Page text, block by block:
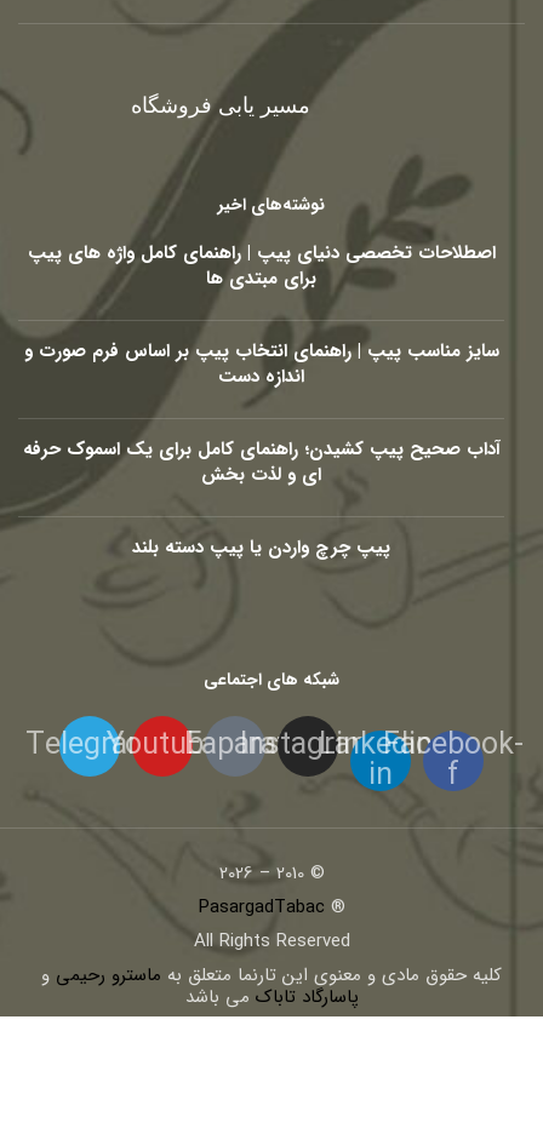
مسیر یابی فروشگاه
نوشته‌های اخیر
اصطلاحات تخصصی دنیای پیپ | راهنمای کامل واژه های پیپ
برای مبتدی ها
سایز مناسب پیپ | راهنمای انتخاب پیپ بر اساس فرم صورت و
اندازه دست
آداب صحیح پیپ کشیدن؛ راهنمای کامل برای یک اسموک حرفه
ای و لذت بخش
پیپ چرچ واردن یا پیپ دسته بلند
شبکه های اجتماعی
Facebook-
f
Linkedin-
in
Instagram
Eaparat
Youtube
Telegram
© 2010 – 2026
®
PasargadTabac
All Rights Reserved
كليه حقوق مادی و معنوی اين تارنما متعلق به ماسترو رحیمی و
پاسارگاد تاباک می باشد